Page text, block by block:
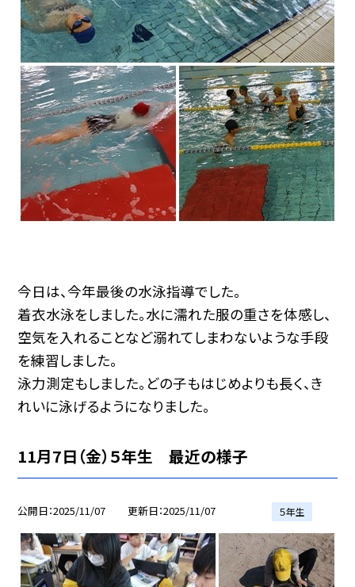
今日は、今年最後の水泳指導でした。
着衣水泳をしました。水に濡れた服の重さを体感し、
空気を入れることなど溺れてしまわないような手段
を練習しました。
泳力測定もしました。どの子もはじめよりも長く、き
れいに泳げるようになりました。
11月7日（金）５年生 最近の様子
公開日 2025/11/07 更新日 2025/11/07 ５年生